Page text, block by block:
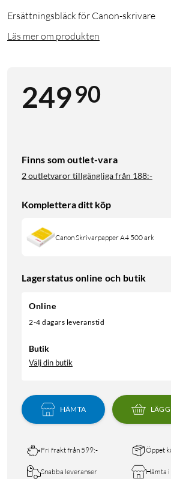
Ersättningsbläck för Canon-skrivare
Läs mer om produkten
24990
Finns som outlet-vara
2 outletvaror tillgängliga från 188:-
Komplettera ditt köp
Canon Skrivarpapper A4 500 ark
Lagerstatus online och butik
Online
2-4 dagars leveranstid
Butik
Välj din butik
HÄMTA
Fri frakt från 599:- Öppet
Snabba leveranser Hämta